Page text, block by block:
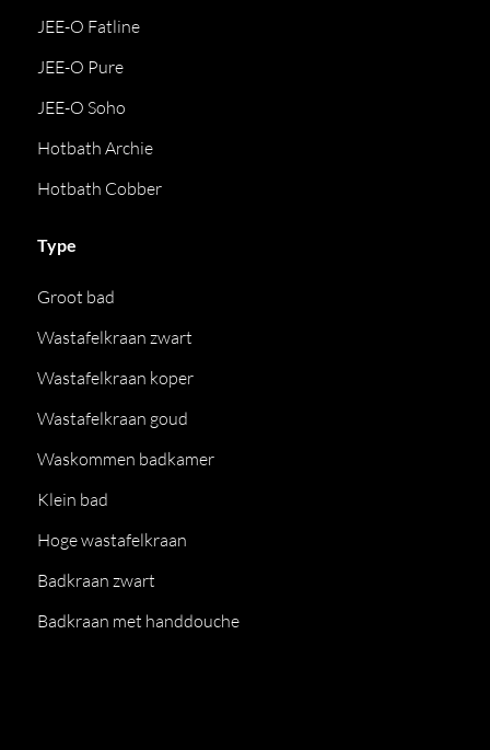
JEE-O Fatline
JEE-O Pure
JEE-O Soho
Hotbath Archie
Hotbath Cobber
Type
Groot bad
Wastafelkraan zwart
Wastafelkraan koper
Wastafelkraan goud
Waskommen badkamer
Klein bad
Hoge wastafelkraan
Badkraan zwart
Badkraan met handdouche